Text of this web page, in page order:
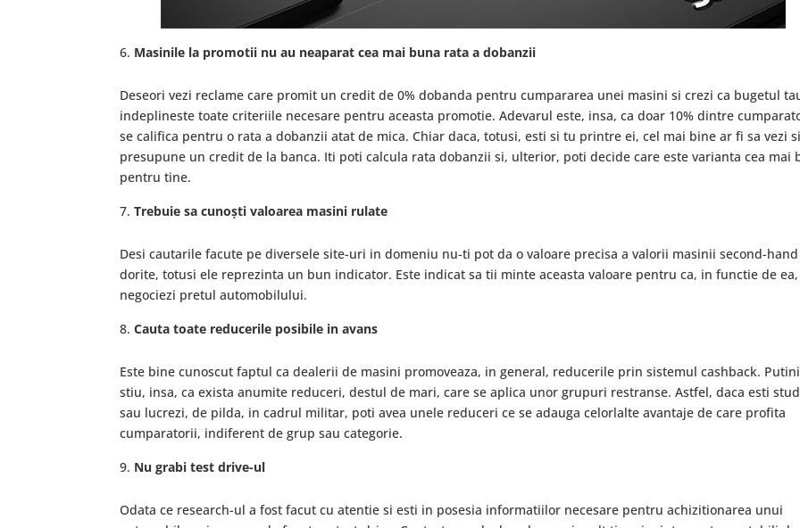
Masinile la promotii nu au neaparat cea mai buna rata a dobanzii
Deseori vezi reclame care promit un credit de 0% dobanda pentru cumpararea unei masini si crezi ca bugetul
indeplineste toate criteriile necesare pentru aceasta promotie. Adevarul este, insa, ca doar 10% dintre
se califica pentru o rata a dobanzii atat de mica. Chiar daca, totusi, esti si tu printre ei, cel mai bine ar fi sa vezi
presupune un credit de la banca. Iti poti calcula rata dobanzii si, ulterior, poti decide care este varianta cea mai
pentru tine.
Trebuie sa cunoști valoarea masini rulate
Desi cautarile facute pe diversele site-uri in domeniu nu-ti pot da o valoare precisa a valorii masinii second-hand
dorite, totusi ele reprezinta un bun indicator. Este indicat sa tii minte aceasta valoare pentru ca, in functie de ea,
negociezi pretul automobilului.
Cauta toate reducerile posibile in avans
Este bine cunoscut faptul ca dealerii de masini promoveaza, in general, reducerile prin sistemul cashback. Putini
stiu, insa, ca exista anumite reduceri, destul de mari, care se aplica unor grupuri restranse. Astfel, daca esti
sau lucrezi, de pilda, in cadrul militar, poti avea unele reduceri ce se adauga celorlalte avantaje de care profita
cumparatorii, indiferent de grup sau categorie.
Nu grabi test drive-ul
Odata ce research-ul a fost facut cu atentie si esti in posesia informatiilor necesare pentru achizitionarea unui